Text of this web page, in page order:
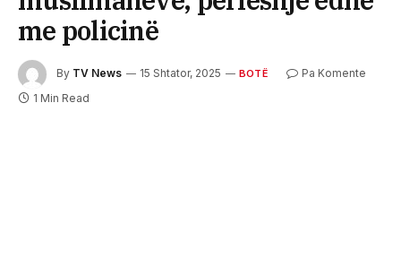
me policinë
By TV News 15 Shtator, 2025 BOTË
Pa Komente
1 Min Read